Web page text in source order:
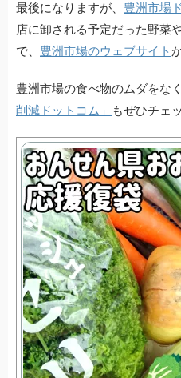
最後になりますが、 豊洲市場
店に卸される予定だった野菜
で、 豊洲市場のウェブサイト
豊洲市場の食べ物のムダをな
削減ドットコム」
もぜひチェ